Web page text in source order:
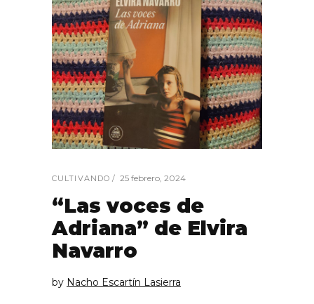
CULTIVANDO 25 febrero, 2024
“Las voces de
Adriana” de Elvira
Navarro
by Nacho Escartín Lasierra